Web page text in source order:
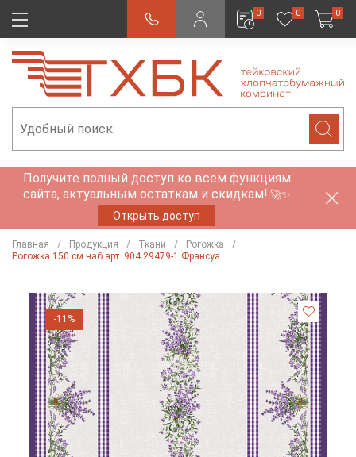
0 0 0
Получите полный доступ ко всем функциям
сайта, актуальным остаткам и скидкам! 🚀✨
Открыть доступ
Главная Продукция Ткани
Рогожка
Рогожка 150 см наб арт. 904 29479-1 Франсуа
-11%